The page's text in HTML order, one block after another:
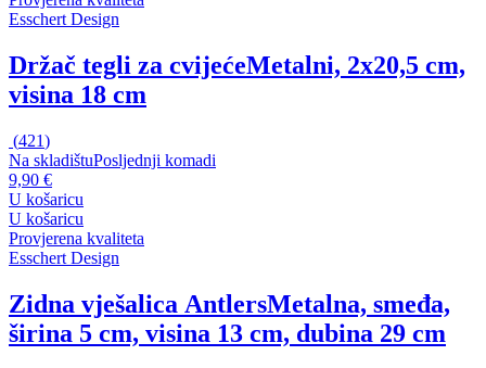
Esschert Design
Držač tegli za cvijećeMetalni, 2x20,5 cm,
visina 18 cm
(421)
Na skladištuPosljednji komadi
9,90 €
U košaricu
U košaricu
Provjerena kvaliteta
Esschert Design
Zidna vješalica AntlersMetalna, smeđa,
širina 5 cm, visina 13 cm, dubina 29 cm